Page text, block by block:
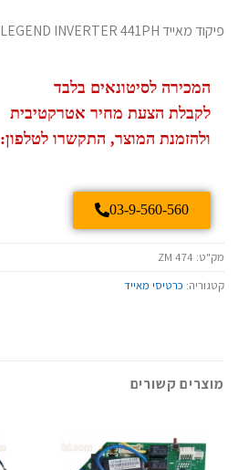
פיקוד מאייד LEGEND INVERTER 441PH
המכירה לסיטונאים בלבד
לקבלת הצעת מחיר אטרקטיבית
ולהזמנת המוצר, התקשרו לטלפון:
03-9-560-560
מק"ט: ZM 474
קטגוריה: כרטיסי מאייד
מוצרים קשורים